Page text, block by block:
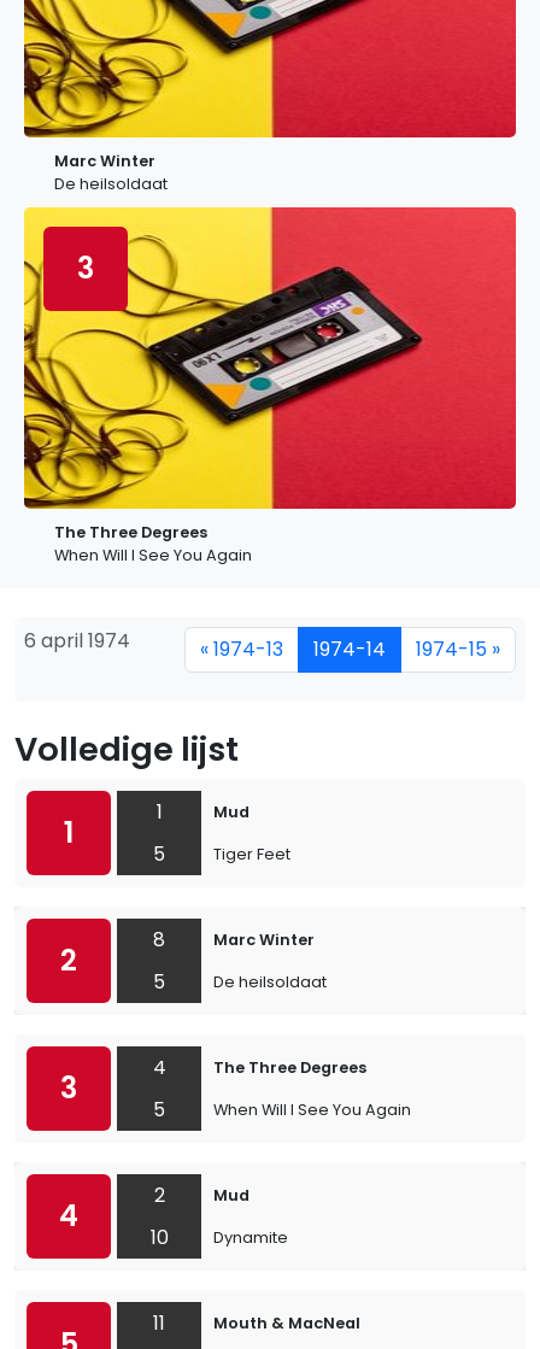
Marc Winter
De heilsoldaat
3
The Three Degrees
When Will I See You Again
6 april 1974 « 1974-13 1974-14 1974-15 »
Volledige lijst
1
1
5
Mud
Tiger Feet
2
8
5
Marc Winter
De heilsoldaat
3
4
5
The Three Degrees
When Will I See You Again
4
2
10
Mud
Dynamite
11 Mouth & MacNeal